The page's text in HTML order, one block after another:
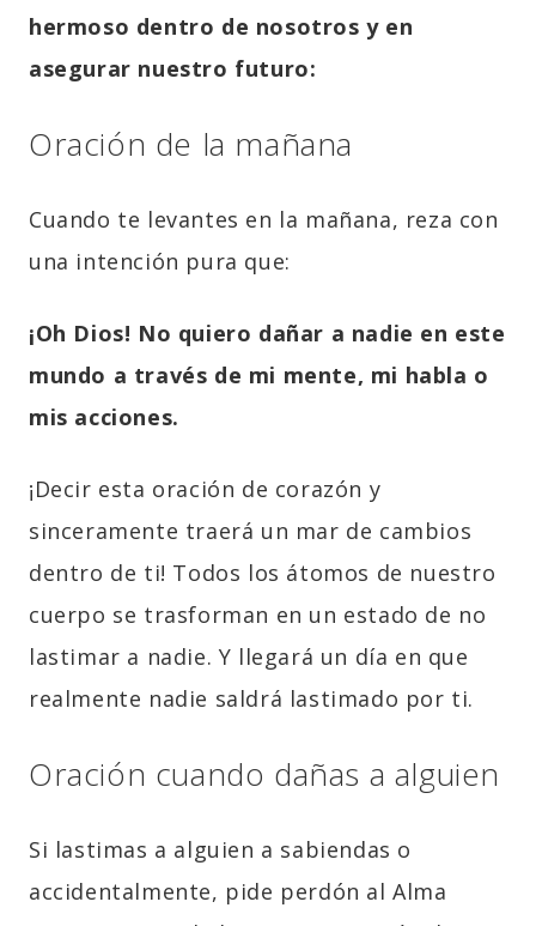
hermoso dentro de nosotros y en
asegurar nuestro futuro:
Oración de la mañana
Cuando te levantes en la mañana, reza con
una intención pura que:
¡Oh Dios! No quiero dañar a nadie en este
mundo a través de mi mente, mi habla o
mis acciones.
¡Decir esta oración de corazón y
sinceramente traerá un mar de cambios
dentro de ti! Todos los átomos de nuestro
cuerpo se trasforman en un estado de no
lastimar a nadie. Y llegará un día en que
realmente nadie saldrá lastimado por ti.
Oración cuando dañas a alguien
Si lastimas a alguien a sabiendas o
accidentalmente, pide perdón al Alma